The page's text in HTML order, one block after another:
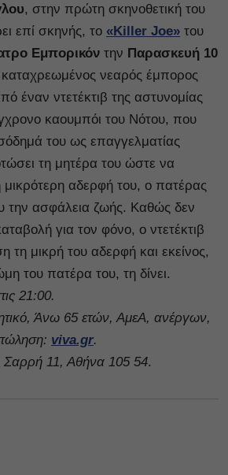
, στην πρώτη σκηνοθετική του
επί σκηνής, το «Killer Joe» του
Εμπορικόν την Παρασκευή 10
νεαρός έμπορος
έναν ντετέκτιβ της αστυνομίας
καουμπόι του Νότου, που
του ως επαγγελματίας
τη μητέρα του ώστε να
μικρότερη αδερφή του, ο πατέρας
την ασφάλεια ζωής. Καθώς δεν
για τον φόνο, ο ντετέκτιβ
τη μικρή του αδερφή και εκείνος,
του πατέρα του, τη δίνει.
21:00.
Άνω 65 ετών, ΑμεΑ, ανέργων,
viva.gr.
Σαρρή 11, Αθήνα 105 54.